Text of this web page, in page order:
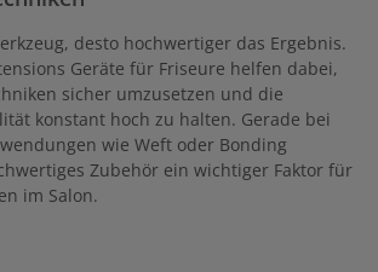
desto hochwertiger das Ergebnis.
Geräte für Friseure helfen dabei,
sicher umzusetzen und die
konstant hoch zu halten. Gerade bei
wie Weft oder Bonding
Zubehör ein wichtiger Faktor für
im Salon.